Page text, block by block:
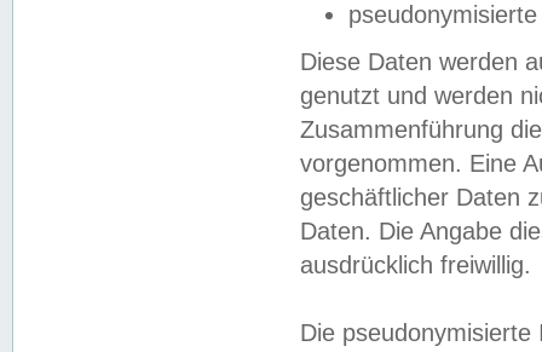
Diese Daten werden
genutzt und werden
Zusammenführung
vorgenommen. Eine
geschäftlicher Daten
Daten. Die Angabe
ausdrücklich freiwillig.
Die